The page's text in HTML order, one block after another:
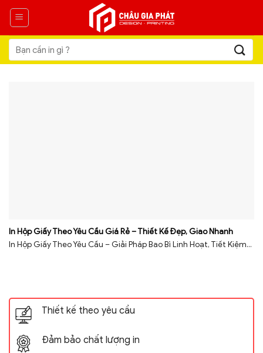
Skip
content
Tìm
kiếm:
In Hộp Giấy Theo Yêu Cầu Giá Rẻ – Thiết Kế Đẹp, Giao Nhanh
In Hộp Giấy Theo Yêu Cầu – Giải Pháp Bao Bì Linh Hoạt, Tiết Kiệm...
Thiết kế theo yêu cầu
Đảm bảo chất lượng in